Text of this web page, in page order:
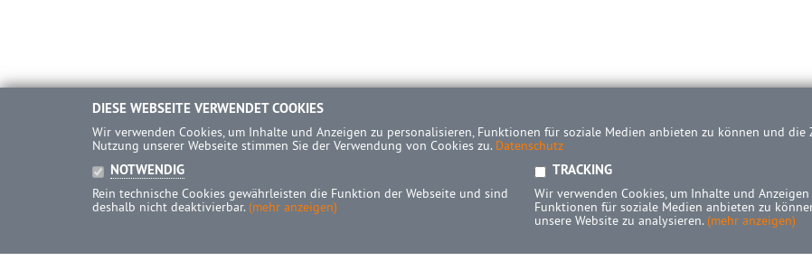
DIESE WEBSEITE VERWENDET COOKIES
Wir verwenden Cookies, um Inhalte und Anzeigen zu personalisieren, Funktionen für soziale Medien anbieten zu können und
Nutzung unserer Webseite stimmen Sie der Verwendung von Cookies zu. Datenschutz
NOTWENDIG
Rein technische Cookies gewährleisten die Funktion der Webseite und sind
deshalb nicht deaktivierbar. (mehr anzeigen)
TRACKING
Wir verwenden Cookies, um Inhalte und
Funktionen für soziale Medien anbieten zu
unsere Website zu analysieren. (mehr anzeigen)